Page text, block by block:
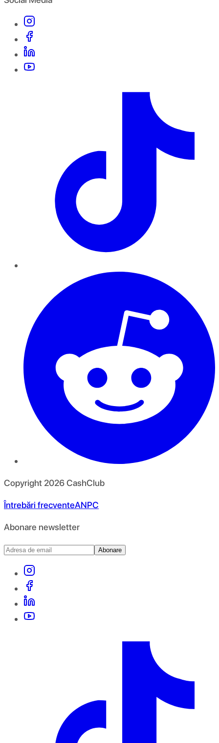
Copyright 2026CashClub
Întrebări frecventeANPC
Abonare newsletter
Abonare